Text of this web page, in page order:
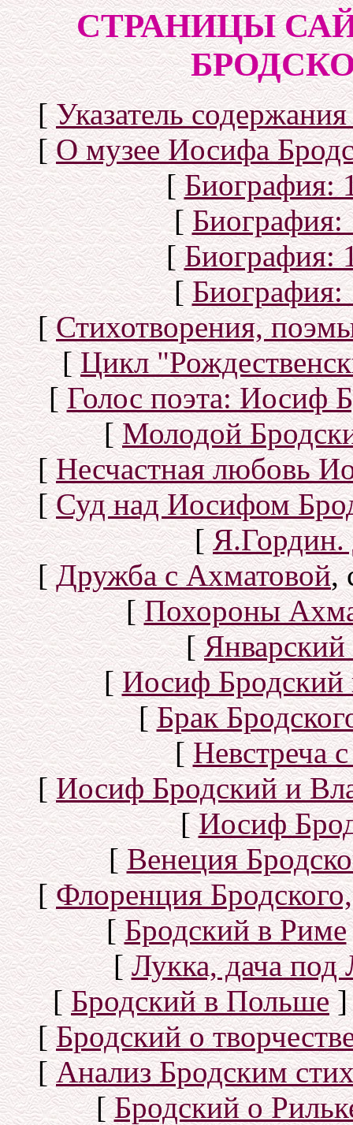
СТРАНИЦЫ
[Указатель
[О музее Иосифа
[Биография:
[Биография:
[Биография:
[Биография:
[Стихотворения,
[Цикл
[Голос поэта: Иосиф
[Молодой
[Несчастная любовь
[Суд над Иосифом
[Я.Гордин.
[Дружба с Ахматовой,
[Похороны
[Январский
[Иосиф Бродский
[Брак
[Невстреча
[Иосиф Бродский и
[Иосиф
[Венеция
[Флоренция
[Бродский в Риме
[Лукка, дача под
[Бродский в Польше]
[Бродский о
[Анализ Бродским
[Бродский о